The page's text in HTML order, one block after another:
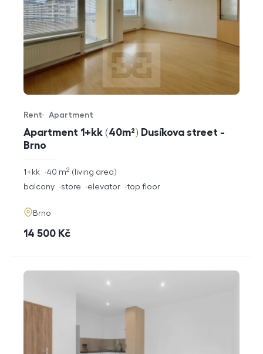
Apartment 1+kk (40m²) Dusíkova street -
Brno
Offer type
Rent
Property type
Apartment
rozměry
1+kk living area
40 m2
funkce
balcony store elevator top floor
adresa
Brno
cena
14 500 Kč